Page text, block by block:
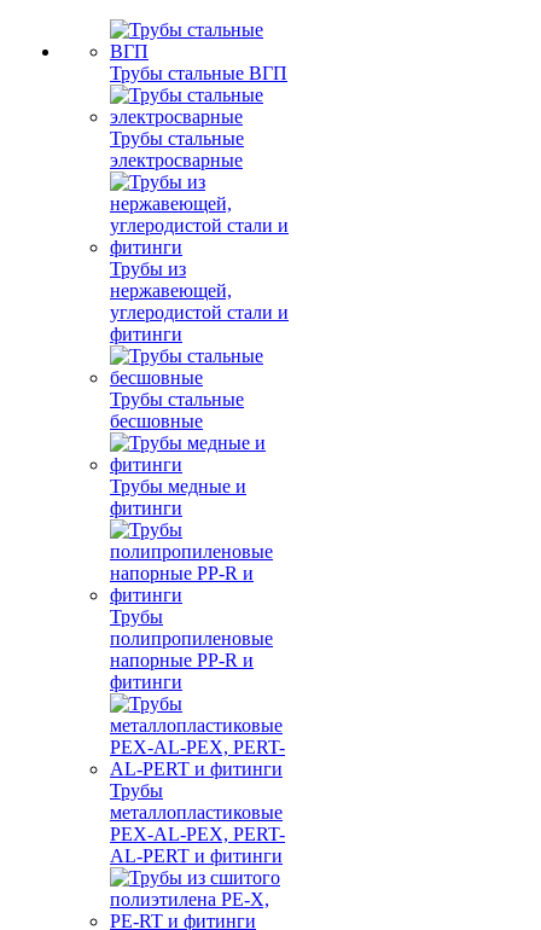
Трубы стальные ВГП
Трубы стальные
электросварные
Трубы из
нержавеющей,
углеродистой стали и
фитинги
Трубы стальные
бесшовные
Трубы медные и
фитинги
Трубы
полипропиленовые
напорные PP-R и
фитинги
Трубы
металлопластиковые
PEX-AL-PEX, PERT-
AL-PERT и фитинги